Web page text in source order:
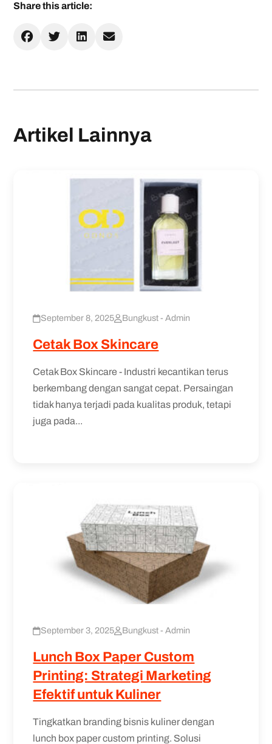
Share this article:
Artikel Lainnya
September 8, 2025 Bungkust - Admin
Cetak Box Skincare
Cetak Box Skincare - Industri kecantikan terus
berkembang dengan sangat cepat. Persaingan
tidak hanya terjadi pada kualitas produk, tetapi
juga pada...
September 3, 2025 Bungkust - Admin
Lunch Box Paper Custom
Printing: Strategi Marketing
Efektif untuk Kuliner
Tingkatkan branding bisnis kuliner dengan
lunch box paper custom printing. Solusi